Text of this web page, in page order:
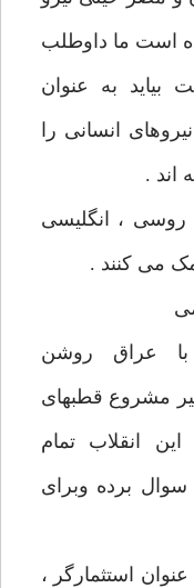
است ما داوطلب
به عنوان
انسانی را
اند .
روسی ، انگلیسی
می کنند .
عراق روشن
مشروع قطبهای
انقلاب تمام
سوال برده وبرای
استثمارگر ،